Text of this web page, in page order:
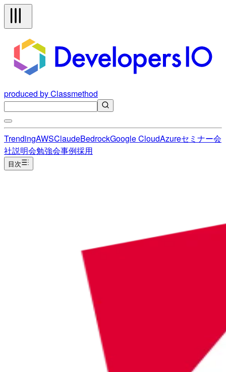
produced by Classmethod
TrendingAWSClaudeBedrockGoogle CloudAzureセミナー会
社説明会勉強会事例採用
目次